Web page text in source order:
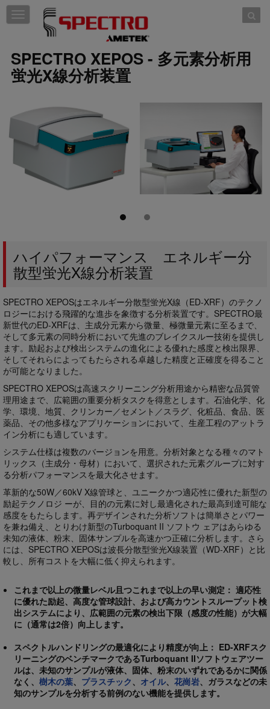
Toggle
navigation
SPECTRO XEPOS - 多元素分析用
蛍光X線分析装置
ハイパフォーマンス エネルギー分
散型蛍光X線分析装置
SPECTRO XEPOSはエネルギー分散型蛍光X線（ED-XRF）のテクノ
ロジーにおける飛躍的な進歩を象徴する分析装置です。SPECTRO最
新世代のED-XRFは、主成分元素から微量、極微量元素に至るまで、
そして多元素の同時分析において先進のブレイクスルー技術を提供し
ます。励起および検出システムの進化による優れた感度と検出限界、
そしてそれらによってもたらされる卓越した精度と正確度を得ること
が可能となりました。
SPECTRO XEPOSは高速スクリーニング分析用途から精密な品質管
理用途まで、広範囲の重要分析タスクを得意とします。石油化学、化
学、環境、地質、クリンカー／セメント／スラグ、化粧品、食品、医
薬品、その他多様なアプリケーションにおいて、生産工程のアットラ
イン分析にも適しています。
システム仕様は複数のバージョンを用意。分析対象となる種々のマト
リックス（主成分・母材）において、選択された元素グループに対す
る分析パフォーマンスを最大化させます。
革新的な50W／60kV X線管球と、ユニークかつ適応性に優れた新型の
励起テクノロジ ーが、目的の元素に対し最適化された最高到達可能な
感度をもたらします。再デザインされた分析ソフトは簡単さとパワー
を兼ね備え、とりわけ新型のTurboquant II ソフトウ ェアはあらゆる
未知の液体、粉末、固体サンプルを高速かつ正確に分析します。さら
には、SPECTRO XEPOSは波長分散型蛍光X線装置（WD-XRF）と比
較し、所有コストを大幅に低く抑えられます。
これまで以上の微量レベル且つこれまで以上の早い測定： 適応性
に優れた励起、高度な管球設計、および高カウントスループット検
出システムにより、広範囲の元素の検出下限（感度の性能）が大幅
に（通常は2倍）向上します。
スペクトルハンドリングの最適化により精度が向上： ED-XRFスク
リーニングのベンチマークであるTurboquant IIソフトウェアツー
ルは、未知のサンプルが液体、固体、粉末のいずれであるかに関係
なく、 樹木の葉、 プラスチック、 オイル、 花崗岩、ガラスなどの未
知のサンプルを分析する前例のない機能を提供します。